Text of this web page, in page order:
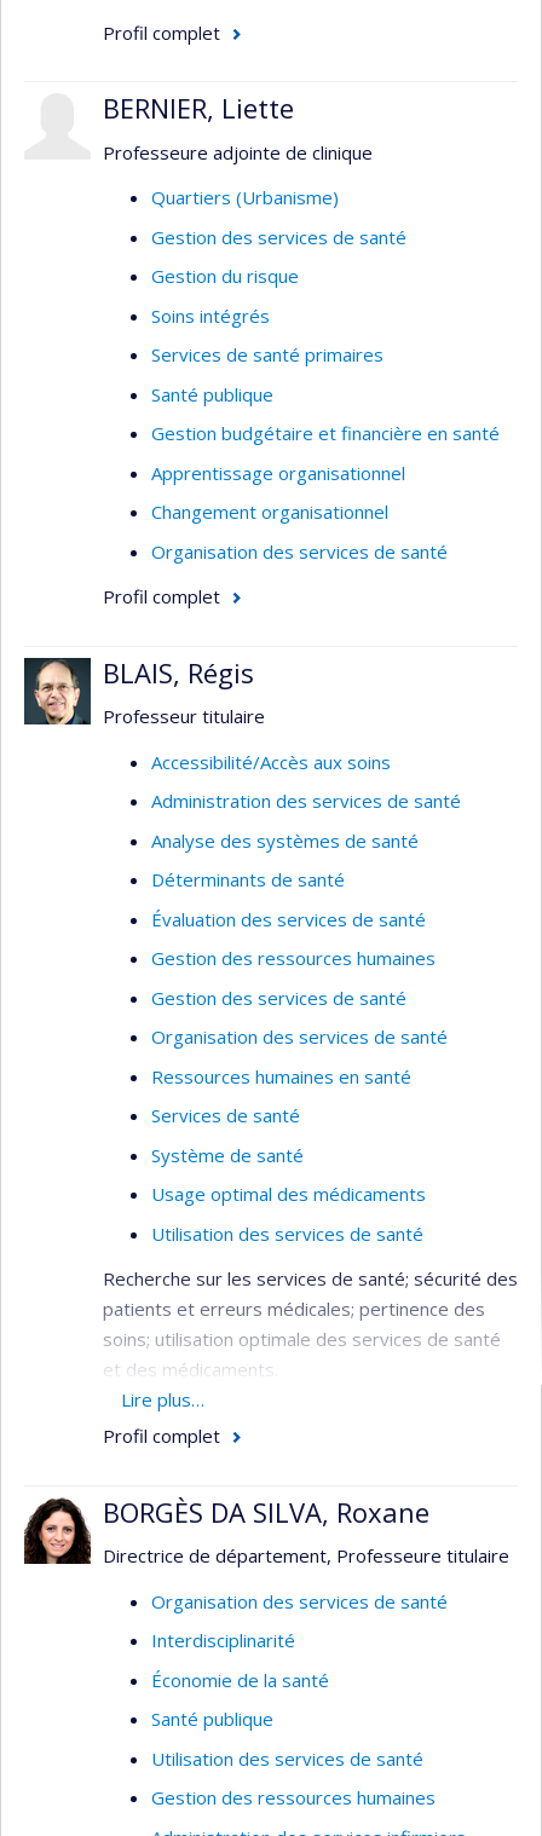
Profil complet
BERNIER, Liette
Professeure adjointe de clinique
Quartiers (Urbanisme)
Gestion des services de santé
Gestion du risque
Soins intégrés
Services de santé primaires
Santé publique
Gestion budgétaire et financière en santé
Apprentissage organisationnel
Changement organisationnel
Organisation des services de santé
Profil complet
BLAIS, Régis
Professeur titulaire
Accessibilité/Accès aux soins
Administration des services de santé
Analyse des systèmes de santé
Déterminants de santé
Évaluation des services de santé
Gestion des ressources humaines
Gestion des services de santé
Organisation des services de santé
Ressources humaines en santé
Services de santé
Système de santé
Usage optimal des médicaments
Utilisation des services de santé
Recherche sur les services de santé; sécurité des
patients et erreurs médicales; pertinence des
soins; utilisation optimale des services de santé
et des médicaments.
Domaine : Planification / Évaluation - Santé
publique / communautaire - Services de
Méthodologie : Évaluative - Recherche sur
les services de santé
Lire plus…
Profil complet
BORGÈS DA SILVA, Roxane
Directrice de département, Professeure titulaire
Organisation des services de santé
Interdisciplinarité
Économie de la santé
Santé publique
Utilisation des services de santé
Gestion des ressources humaines